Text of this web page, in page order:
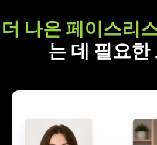
더 나은 페이스리
는 데 필요한